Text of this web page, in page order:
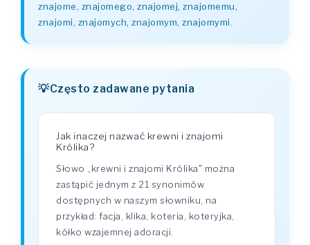
znajome, znajomego, znajomej, znajomemu,
znajomi, znajomych, znajomym, znajomymi
Często zadawane pytania
Jak inaczej nazwać krewni i znajomi
Królika?
Słowo „krewni i znajomi Królika" można
zastąpić jednym z 21 synonimów
dostępnych w naszym słowniku, na
przykład: facja, klika, koteria, koteryjka,
kółko wzajemnej adoracji.